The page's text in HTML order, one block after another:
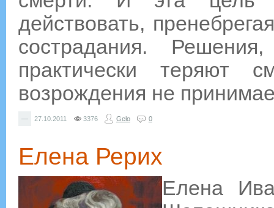
действовать,
сострадания.
практически теряют
возрождения не
— 27.10.2011 3376 Gelo 0
Елена Рерих
Елена